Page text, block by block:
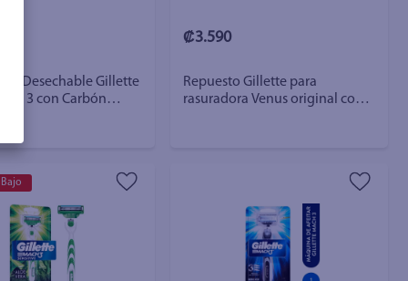
Desechable Gillette
3 con Carbón
₡3.590
Repuesto Gillette para
rasuradora Venus original con